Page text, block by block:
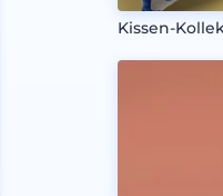
Kissen-